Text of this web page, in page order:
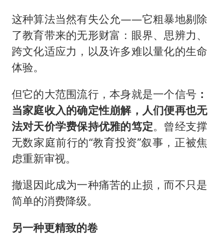
这种算法当然有失公允——它粗暴地剔除
了教育带来的无形财富：眼界、思辨力、
跨文化适应力，以及许多难以量化的生命
体验。
但它的大范围流行，本身就是一个信号 ：
当家庭收入的确定性崩解，人们便再也无
法对天价学费保持优雅的笃定。曾经支撑
无数家庭前行的“教育投资”叙事，正被焦
虑重新审视。
撤退因此成为一种痛苦的止损，而不只是
简单的消费降级。
另一种更精致的卷